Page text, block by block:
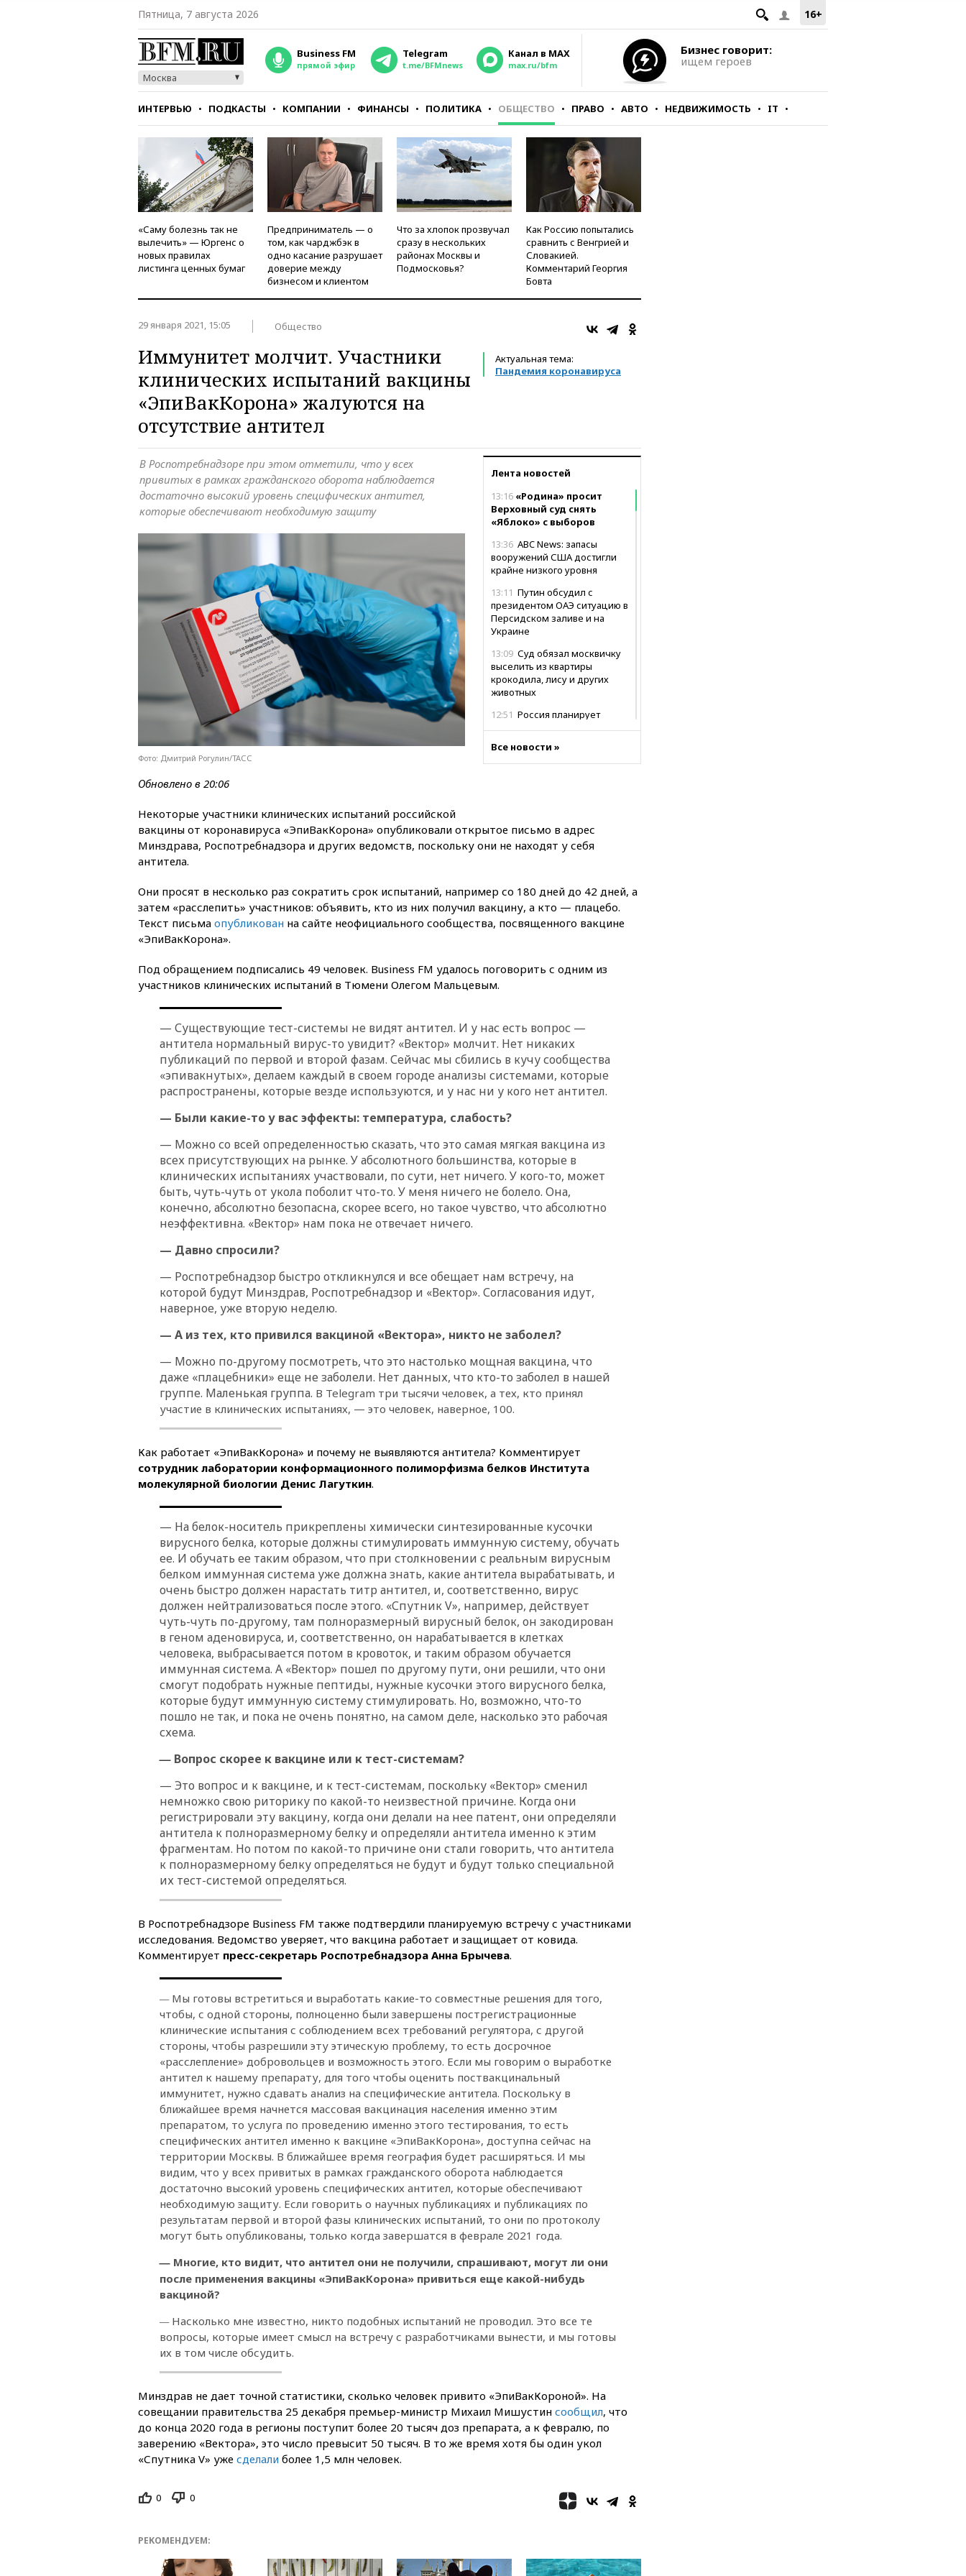
16+
Пятница, 7 августа 2026
Москва
Business FM
прямой эфир
Telegram
t.me/BFMnews
Канал в MAX
max.ru/bfm
Бизнес говорит:
ищем героев
ИНТЕРВЬЮ ПОДКАСТЫ КОМПАНИИ ФИНАНСЫ ПОЛИТИКА ОБЩЕСТВО ПРАВО АВТО НЕДВИЖИМОСТЬ IT
СТИЛЬ ТЕСТЫ
«Саму болезнь так не
вылечить» — Юргенс о
новых правилах
листинга ценных бумаг
Предприниматель — о
том, как чарджбэк в
одно касание разрушает
доверие между
бизнесом и клиентом
Что за хлопок прозвучал
сразу в нескольких
районах Москвы и
Подмосковья?
Как Россию попытались
сравнить с Венгрией и
Словакией.
Комментарий Георгия
Бовта
29 января 2021, 15:05 Общество
Актуальная тема:
Пандемия коронавируса
Иммунитет молчит. Участники
клинических испытаний вакцины
«ЭпиВакКорона» жалуются на
отсутствие антител
Лента новостей
13:16 «Родина» просит
Верховный суд снять
«Яблоко» с выборов
13:36 ABC News: запасы
вооружений США достигли
крайне низкого уровня
13:11 Путин обсудил с
президентом ОАЭ ситуацию в
Персидском заливе и на
Украине
13:09 Суд обязал москвичку
выселить из квартиры
крокодила, лису и других
животных
12:51 Россия планирует
Вьетнама
взяли под контроль село
Анискино в Харьковской
планирует вводить
ограничения на доступ детей
в соцсети
Ормузском проливе
11:41ТПП предлагает
изменить процедуру
банкротства для
пострадавших от атак БПЛА
продавцов
11:38
«Госуслугах»
11:22 При стрельбе в школе в
Таиланде погибли пять
человек
11:19Россия рассчитывает
11:04«Ведомости»: на партию
«Яблоко» ополчились
конкуренты
в России могут обязать
бесплатно
10:41 Бывшая глава брокера
Mind Money Юлия Хандошко
признала свою вину
одновременного членства в
ЕС и ЕАЭС
«Москве-Сити»
10:13
Минтранс предлагает
тратить средства дорожных
фондов на защиту трасс от
БПЛА
09:56 Хакеры нашли
документы об ударах ВСУ по
нефтяным терминалам в
России
09:49 WSJ: Трамп «сходит с
ума» из-за сообщений в СМИ
об истощении боеприпасов у
США
09:18 Пашинян сообщил о
приверженности Армении
основополагающим
принципам ЕАЭС
09:06Гендиректора
удмуртской «Ижавиа»
попросили уволиться
находится при смерти
08:22В Екатеринбурге
атакован склад Wildberries
есть жертвы
Лесной пожар в 30
километрах от Ванкувера
привел к эвакуации жителей
06:00Суд обязал Meta
выплатить $567 млн по делу о
вреде психическому
здоровью детей
Трамп подписал указ
против «родильного туризма»
в США
Суд взыскал почти 5 млн
рублей в пользу семьи
отравившегося в детсаду
мальчика
03:00 МИД РФ: попытки Запада
обречены на провал
химической безопасности
01:00Трамп: США сами
необходимости пополнения
арсенала США
вчера, 23:28
Слуцкий призвал
признать «Яблоко»
ребенок и женщина погибли
при падении деревьев во
пятницу ожидаются ливни
Все новости »
В Роспотребнадзоре при этом отметили, что у всех
привитых в рамках гражданского оборота наблюдается
достаточно высокий уровень специфических антител,
которые обеспечивают необходимую защиту
Фото: Дмитрий Рогулин/ТАСС
Обновлено в 20:06
Некоторые участники клинических испытаний российской
вакцины от коронавируса «ЭпиВакКорона» опубликовали открытое письмо в адрес
Минздрава, Роспотребнадзора и других ведомств, поскольку они не находят у себя
антитела.
Они просят в несколько раз сократить срок испытаний, например со 180 дней до 42 дней, а
затем «расслепить» участников: объявить, кто из них получил вакцину, а кто — плацебо.
Текст письма опубликован на сайте неофициального сообщества, посвященного вакцине
«ЭпиВакКорона».
Под обращением подписались 49 человек. Business FM удалось поговорить с одним из
участников клинических испытаний в Тюмени Олегом Мальцевым.
— Существующие тест-системы не видят антител. И у нас есть вопрос —
антитела нормальный вирус-то увидит? «Вектор» молчит. Нет никаких
публикаций по первой и второй фазам. Сейчас мы сбились в кучу сообщества
«эпивакнутых», делаем каждый в своем городе анализы системами, которые
распространены, которые везде используются, и у нас ни у кого нет антител.
— Были какие-то у вас эффекты: температура, слабость?
— Можно со всей определенностью сказать, что это самая мягкая вакцина из
всех присутствующих на рынке. У абсолютного большинства, которые в
клинических испытаниях участвовали, по сути, нет ничего. У кого-то, может
быть, чуть-чуть от укола поболит что-то. У меня ничего не болело. Она,
конечно, абсолютно безопасна, скорее всего, но такое чувство, что абсолютно
неэффективна. «Вектор» нам пока не отвечает ничего.
— Давно спросили?
— Роспотребнадзор быстро откликнулся и все обещает нам встречу, на
которой будут Минздрав, Роспотребнадзор и «Вектор». Согласования идут,
наверное, уже вторую неделю.
— А из тех, кто привился вакциной «Вектора», никто не заболел?
— Можно по-другому посмотреть, что это настолько мощная вакцина, что
даже «плацебники» еще не заболели. Нет данных, что кто-то заболел в нашей
группе. Маленькая группа. В Telegram три тысячи человек, а тех, кто принял
участие в клинических испытаниях, — это человек, наверное, 100.
Как работает «ЭпиВакКорона» и почему не выявляются антитела? Комментирует
сотрудник лаборатории конформационного полиморфизма белков Института
молекулярной биологии Денис Лагуткин.
— На белок-носитель прикреплены химически синтезированные кусочки
вирусного белка, которые должны стимулировать иммунную систему, обучать
ее. И обучать ее таким образом, что при столкновении с реальным вирусным
белком иммунная система уже должна знать, какие антитела вырабатывать, и
очень быстро должен нарастать титр антител, и, соответственно, вирус
должен нейтрализоваться после этого. «Спутник V», например, действует
чуть-чуть по-другому, там полноразмерный вирусный белок, он закодирован
в геном аденовируса, и, соответственно, он нарабатывается в клетках
человека, выбрасывается потом в кровоток, и таким образом обучается
иммунная система. А «Вектор» пошел по другому пути, они решили, что они
смогут подобрать нужные пептиды, нужные кусочки этого вирусного белка,
которые будут иммунную систему стимулировать. Но, возможно, что-то
пошло не так, и пока не очень понятно, на самом деле, насколько это рабочая
схема.
— Вопрос скорее к вакцине или к тест-системам?
— Это вопрос и к вакцине, и к тест-системам, поскольку «Вектор» сменил
немножко свою риторику по какой-то неизвестной причине. Когда они
регистрировали эту вакцину, когда они делали на нее патент, они определяли
антитела к полноразмерному белку и определяли антитела именно к этим
фрагментам. Но потом по какой-то причине они стали говорить, что антитела
к полноразмерному белку определяться не будут и будут только специальной
их тест-системой определяться.
В Роспотребнадзоре Business FM также подтвердили планируемую встречу с участниками
исследования. Ведомство уверяет, что вакцина работает и защищает от ковида.
Комментирует пресс-секретарь Роспотребнадзора Анна Брычева.
—Мы готовы встретиться и выработать какие-то совместные решения для того,
чтобы, с одной стороны, полноценно были завершены пострегистрационные
клинические испытания с соблюдением всех требований регулятора, с другой
стороны, чтобы разрешили эту этическую проблему, то есть досрочное
«расслепление» добровольцев и возможность этого. Если мы говорим о выработке
антител к нашему препарату, для того чтобы оценить поствакцинальный
иммунитет, нужно сдавать анализ на специфические антитела. Поскольку в
ближайшее время начнется массовая вакцинация населения именно этим
препаратом, то услуга по проведению именно этого тестирования, то есть
специфических антител именно к вакцине «ЭпиВакКорона», доступна сейчас на
территории Москвы. В ближайшее время география будет расширяться. И мы
видим, что у всех привитых в рамках гражданского оборота наблюдается
достаточно высокий уровень специфических антител, которые обеспечивают
необходимую защиту. Если говорить о научных публикациях и публикациях по
результатам первой и второй фазы клинических испытаний, то они по протоколу
могут быть опубликованы, только когда завершатся в феврале 2021 года.
— Многие, кто видит, что антител они не получили, спрашивают, могут ли они
после применения вакцины «ЭпиВакКорона» привиться еще какой-нибудь
вакциной?
—Насколько мне известно, никто подобных испытаний не проводил. Это все те
вопросы, которые имеет смысл на встречу с разработчиками вынести, и мы готовы
их в том числе обсудить.
Минздрав не дает точной статистики, сколько человек привито «ЭпиВакКороной». На
совещании правительства 25 декабря премьер-министр Михаил Мишустин сообщил, что
до конца 2020 года в регионы поступит более 20 тысяч доз препарата, а к февралю, по
заверению «Вектора», это число превысит 50 тысяч. В то же время хотя бы один укол
«Спутника V» уже сделали более 1,5 млн человек.
0 0
РЕКОМЕНДУЕМ: